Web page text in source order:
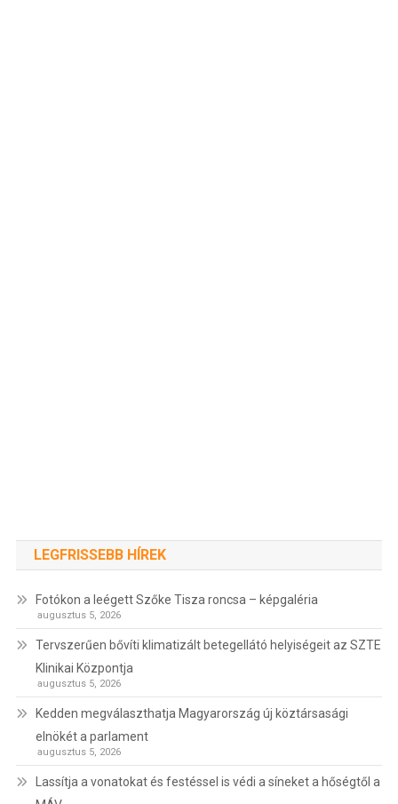
LEGFRISSEBB HÍREK
Fotókon a leégett Szőke Tisza roncsa – képgaléria
augusztus 5, 2026
Tervszerűen bővíti klimatizált betegellátó helyiségeit az SZTE
Klinikai Központja
augusztus 5, 2026
Kedden megválaszthatja Magyarország új köztársasági
elnökét a parlament
augusztus 5, 2026
Lassítja a vonatokat és festéssel is védi a síneket a hőségtől a